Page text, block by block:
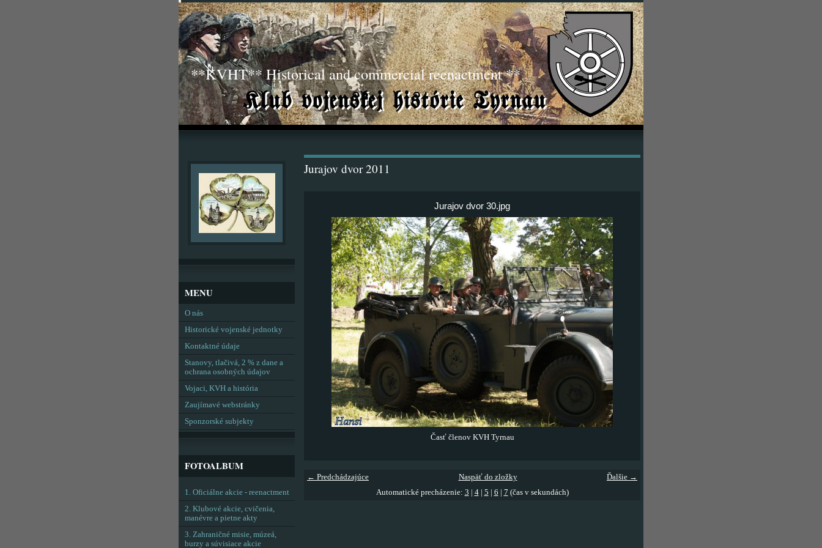
**KVHT** Historical and commercial reenactment **
Jurajov dvor 2011
Jurajov dvor 30.jpg
Časť členov KVH Tyrnau
← Predchádzajúce Ďalšie →
Naspäť do zložky
Automatické precházenie: 3 4| 5 6 7 (čas v sekundách)
MENU
O nás
Historické vojenské jednotky
Kontaktné údaje
Stanovy, tlačivá, 2 % z dane a
ochrana osobných údajov
Vojaci, KVH a história
Zaujímavé webstránky
Sponzorské subjekty
FOTOALBUM
1. Oficiálne akcie - reenactment
2. Klubové akcie, cvičenia,
manévre a pietne akty
3. Zahraničné misie, múzeá,
burzy a súvisiace akcie